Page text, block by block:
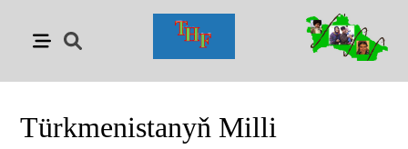
Türkmenistanyň Milli